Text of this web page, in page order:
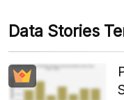
Data Stories